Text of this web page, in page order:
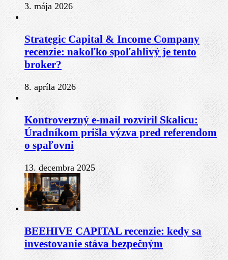
3. mája 2026
Strategic Capital & Income Company
recenzie: nakoľko spoľahlivý je tento
broker?
8. apríla 2026
Kontroverzný e-mail rozvíril Skalicu:
Úradníkom prišla výzva pred referendom
o spaľovni
13. decembra 2025
BEEHIVE CAPITAL recenzie: kedy sa
investovanie stáva bezpečným